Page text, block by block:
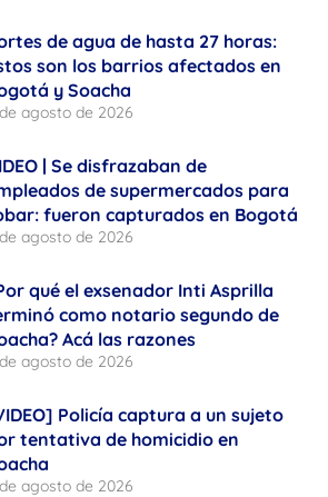
de agua de hasta 27 horas:
son los barrios afectados en
y Soacha
agosto de 2026
| Se disfrazaban de
de supermercados para
fueron capturados en Bogotá
agosto de 2026
qué el exsenador Inti Asprilla
como notario segundo de
Acá las razones
agosto de 2026
Policía captura a un sujeto
tentativa de homicidio en
agosto de 2026